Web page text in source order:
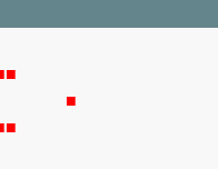
せ ■